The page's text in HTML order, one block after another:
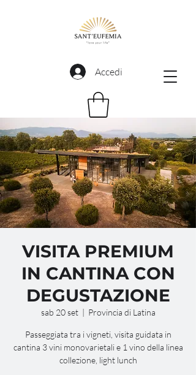
Accedi
VISITA PREMIUM
IN CANTINA CON
DEGUSTAZIONE
sab 20 set
  |
Provincia di Latina
Passeggiata tra i vigneti, visita guidata in
cantina 3 vini monovarietali e 1 vino della linea
collezione, light lunch